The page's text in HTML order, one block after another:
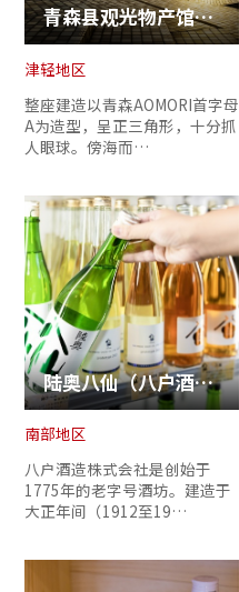
青森县观光物产馆ASPAM
津轻地区
整座建造以青森AOMORI首字母
A为造型，呈正三角形，十分抓
人眼球。傍海而…
陆奥八仙（八户酒造株式会社）
南部地区
八户酒造株式会社是创始于
1775年的老字号酒坊。建造于
大正年间（1912至19…